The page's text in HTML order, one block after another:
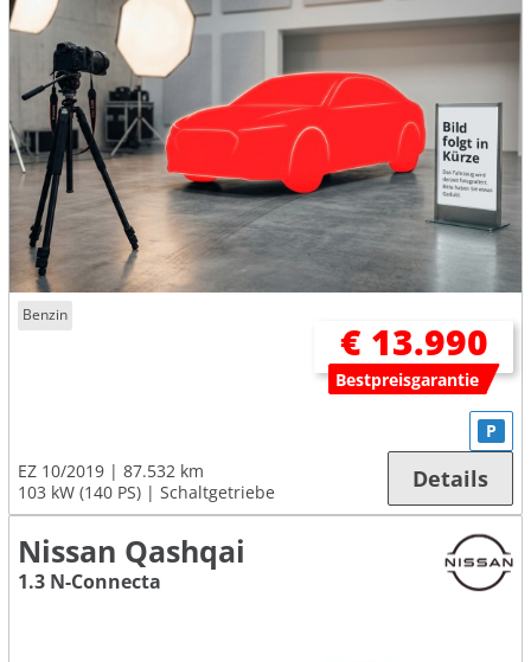
Benzin
€ 13.990
Bestpreisgarantie
EZ 10/2019
87.532 km
103 kW (140 PS)
Schaltgetriebe
P
Details
Nissan Qashqai
1.3 N-Connecta